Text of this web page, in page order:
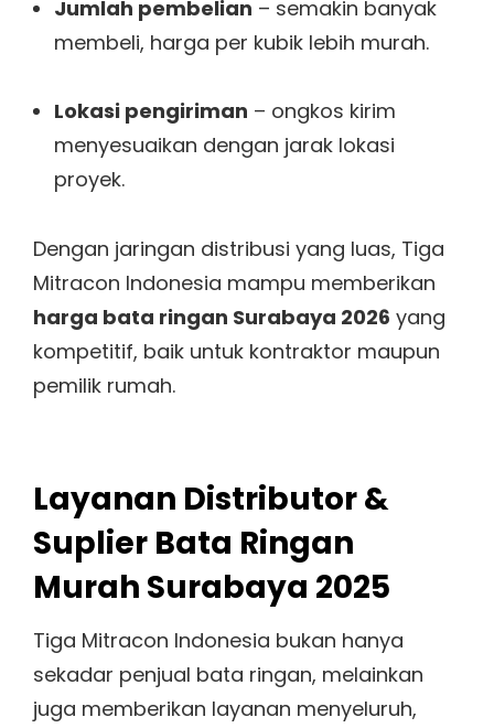
Jumlah pembelian – semakin banyak
membeli, harga per kubik lebih murah.
Lokasi pengiriman – ongkos kirim
menyesuaikan dengan jarak lokasi
proyek.
Dengan jaringan distribusi yang luas, Tiga
Mitracon Indonesia mampu memberikan
harga bata ringan Surabaya 2026 yang
kompetitif, baik untuk kontraktor maupun
pemilik rumah.
Layanan Distributor &
Suplier Bata Ringan
Murah Surabaya 2025
Tiga Mitracon Indonesia bukan hanya
sekadar penjual bata ringan, melainkan
juga memberikan layanan menyeluruh,